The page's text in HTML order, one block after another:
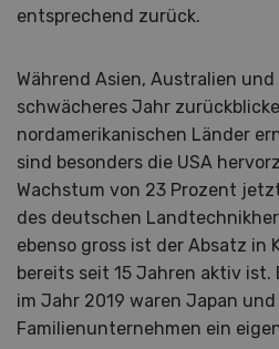
entsprechend zurück.
Während Asien, Australien
schwächeres Jahr
nordamerikanischen Länder
sind besonders die USA
Wachstum von 23 Prozent
des deutschen
ebenso gross ist der Absatz in
bereits seit 15 Jahren aktiv ist.
im Jahr 2019 waren Japan
Familienunternehmen ein